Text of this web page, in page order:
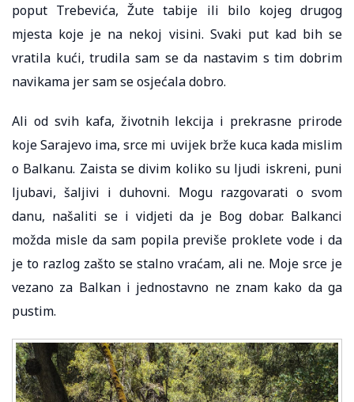
poput Trebevića, Žute tabije ili bilo kojeg drugog
mjesta koje je na nekoj visini. Svaki put kad bih se
vratila kući, trudila sam se da nastavim s tim dobrim
navikama jer sam se osjećala dobro.
Ali od svih kafa, životnih lekcija i prekrasne prirode
koje Sarajevo ima, srce mi uvijek brže kuca kada mislim
o Balkanu. Zaista se divim koliko su ljudi iskreni, puni
ljubavi, šaljivi i duhovni. Mogu razgovarati o svom
danu, našaliti se i vidjeti da je Bog dobar. Balkanci
možda misle da sam popila previše proklete vode i da
je to razlog zašto se stalno vraćam, ali ne. Moje srce je
vezano za Balkan i jednostavno ne znam kako da ga
pustim.